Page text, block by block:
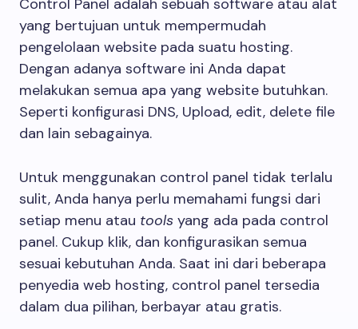
Control Panel adalah sebuah software atau alat
yang bertujuan untuk mempermudah
pengelolaan website pada suatu hosting.
Dengan adanya software ini Anda dapat
melakukan semua apa yang website butuhkan.
Seperti konfigurasi DNS, Upload, edit, delete file
dan lain sebagainya.
Untuk menggunakan control panel tidak terlalu
sulit, Anda hanya perlu memahami fungsi dari
setiap menu atau tools yang ada pada control
panel. Cukup klik, dan konfigurasikan semua
sesuai kebutuhan Anda. Saat ini dari beberapa
penyedia web hosting, control panel tersedia
dalam dua pilihan, berbayar atau gratis.